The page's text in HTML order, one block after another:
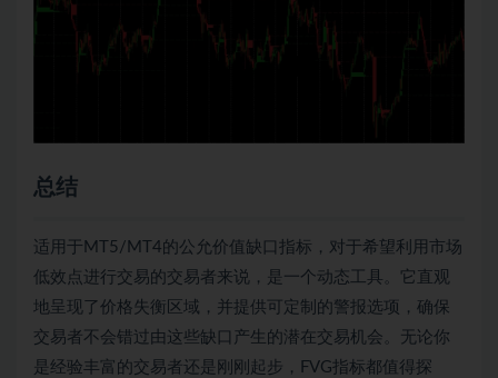
总结
适用于MT5/MT4的公允价值缺口指标，对于希望利用市场
低效点进行交易的交易者来说，是一个动态工具。它直观
地呈现了价格失衡区域，并提供可定制的警报选项，确保
交易者不会错过由这些缺口产生的潜在交易机会。无论你
是经验丰富的交易者还是刚刚起步，FVG指标都值得探